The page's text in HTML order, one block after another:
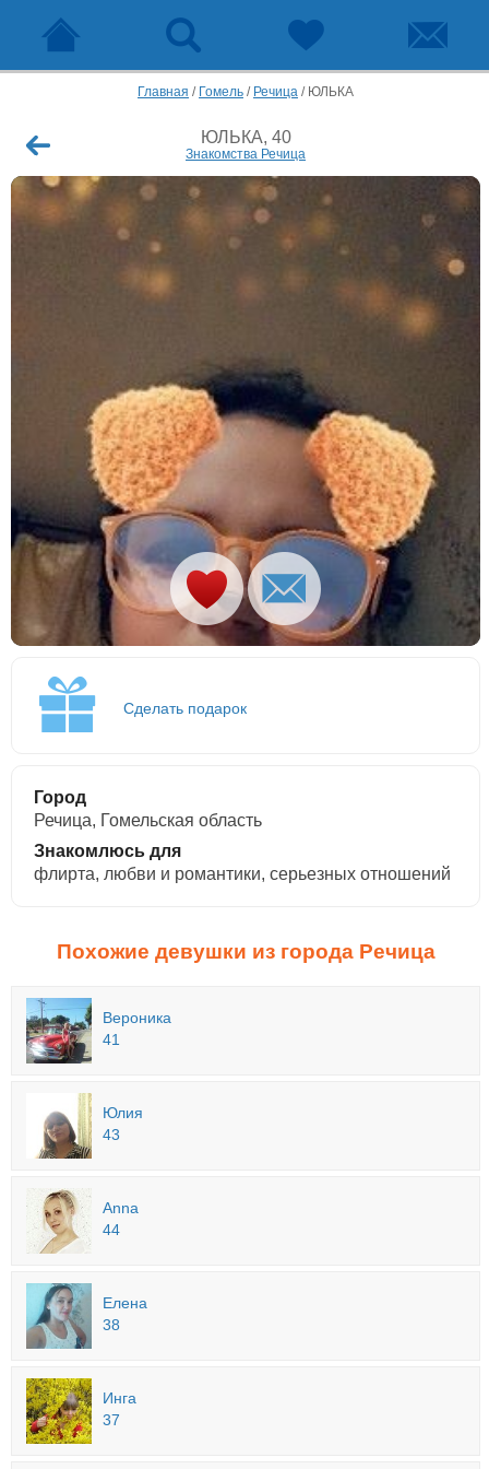
Главная / Гомель / Речица / ЮЛЬКА
ЮЛЬКА, 40
Знакомства Речица
Сделать подарок
Город
Речица, Гомельская область
Знакомлюсь для
флирта, любви и романтики, cерьезных отношений
Похожие девушки из города Речица
Вероника
41
Юлия
43
Anna
44
Елена
38
Инга
37